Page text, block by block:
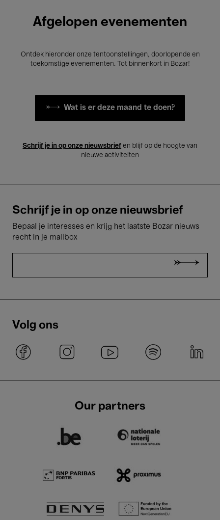
Afgelopen evenementen
Ontdek hieronder onze tentoonstellingen, doorlopende en
toekomstige evenementen. Tot binnenkort in Bozar!
Wat is er deze maand te doen?
Schrijf je in op onze nieuwsbrief en blijf op de hoogte van
nieuwe activiteiten
Schrijf je in op onze nieuwsbrief
Bepaal je interesses en krijg het laatste Bozar nieuws
recht in je mailbox
Volg ons
Our partners